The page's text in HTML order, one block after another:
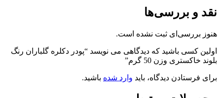
نقد و بررسی‌ها
هنوز بررسی‌ای ثبت نشده است.
اولین کسی باشید که دیدگاهی می نویسد “پودر دکلره گلباران رنگ
بلوند خاکستری وزن 50 گرم”
برای فرستادن دیدگاه، باید وارد شده باشید.